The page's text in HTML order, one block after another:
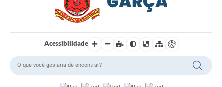
Acessibilidade